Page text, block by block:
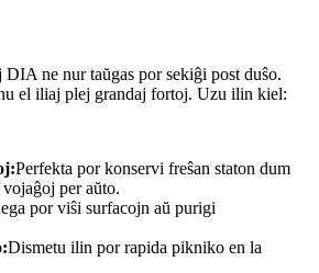
ne nur taŭgas por sekiĝi post duŝo.
el iliaj plej grandaj fortoj. Uzu ilin kiel:
Perfekta por konservi freŝan staton dum
per aŭto.
por viŝi surfacojn aŭ purigi
Dismetu ilin por rapida pikniko en la